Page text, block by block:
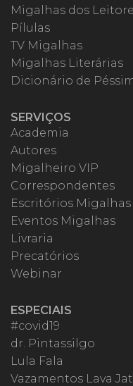
Migalhas dos
Pílulas
TV Migalhas
Migalhas Literárias
Dicionário de
SERVIÇOS
Academia
Autores
Migalheiro VIP
Correspondentes
Escritórios Migalhas
Eventos Migalhas
Livraria
Precatórios
Webinar
ESPECIAIS
#covid19
dr. Pintassilgo
Lula Fala
Vazamentos Lava